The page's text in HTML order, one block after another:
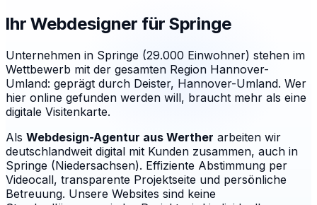
Ihr Webdesigner für Springe
Unternehmen in Springe (29.000 Einwohner) stehen im
Wettbewerb mit der gesamten Region Hannover-
Umland: geprägt durch Deister, Hannover-Umland. Wer
hier online gefunden werden will, braucht mehr als eine
digitale Visitenkarte.
Als Webdesign-Agentur aus Werther arbeiten wir
deutschlandweit digital mit Kunden zusammen, auch in
Springe (Niedersachsen). Effiziente Abstimmung per
Videocall, transparente Projektseite und persönliche
Betreuung. Unsere Websites sind keine